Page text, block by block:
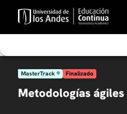
MasterTrack ® Finalizado
Metodologías